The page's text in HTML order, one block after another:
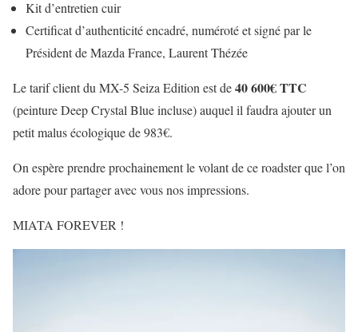
Kit d’entretien cuir
Certificat d’authenticité encadré, numéroté et signé par le
Président de Mazda France, Laurent Thézée
Le tarif client du MX-5 Seiza Edition est de40 600€ TTC
(peinture Deep Crystal Blue incluse) auquel il faudra ajouter un
petit malus écologique de 983€.
On espère prendre prochainement le volant de ce roadster que l’on
adore pour partager avec vous nos impressions.
MIATA FOREVER !